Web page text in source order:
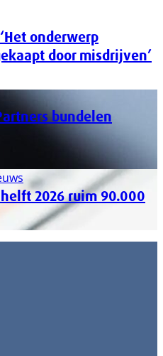
onderwerp
door misdrijven’
bundelen
2026 ruim 90.000